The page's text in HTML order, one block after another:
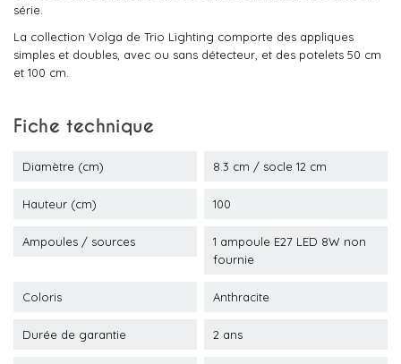
série.
La collection Volga de Trio Lighting comporte des appliques
simples et doubles, avec ou sans détecteur, et des potelets 50 cm
et 100 cm.
Fiche technique
Diamètre (cm) 8.3 cm / socle 12 cm
Hauteur (cm) 100
Ampoules / sources
1 ampoule E27 LED 8W non
fournie
Coloris Anthracite
Durée de garantie 2 ans